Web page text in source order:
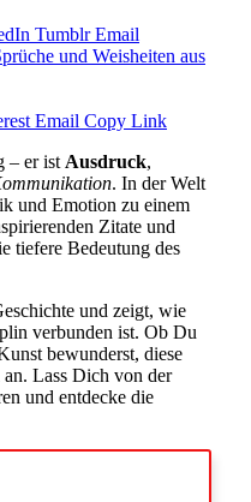
Tumblr Email
Email Copy Link
– er ist Ausdruck,
. In der Welt
und Emotion zu einem
Zitate und
tiefere Bedeutung des
und zeigt, wie
verbunden ist. Ob Du
bewunderst, diese
an. Lass Dich von der
und entdecke die